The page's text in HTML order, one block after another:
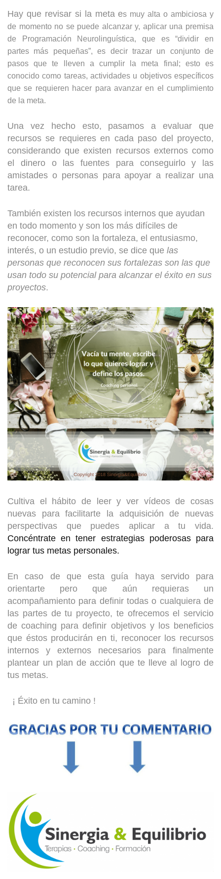
Hay que revisar si la meta es muy alta o ambiciosa y
de momento no se puede alcanzar y, aplicar una premisa
de Programación Neurolinguística, que es “dividir en
partes más pequeñas”, es decir trazar un conjunto de
pasos que te lleven a cumplir la meta final; esto es
conocido como tareas, actividades u objetivos específicos
que se requieren hacer para avanzar en el cumplimiento
de la meta.
Una vez hecho esto, pasamos a evaluar que
recursos se requieres en cada paso del proyecto,
considerando que existen recursos externos como
el dinero o las fuentes para conseguirlo y las
amistades o personas para apoyar a realizar una
tarea.
También existen los recursos internos que ayudan
en todo momento y son los más difíciles de
reconocer, como son la fortaleza, el entusiasmo,
interés, o un estudio previo, se dice que las
personas que reconocen sus fortalezas son las que
usan todo su potencial para alcanzar el éxito en sus
proyectos.
Cultiva el hábito de leer y ver vídeos de cosas
nuevas para facilitarte la adquisición de nuevas
perspectivas que puedes aplicar a tu vida.
Concéntrate en tener estrategias poderosas para
lograr tus metas personales.
En caso de que esta guía haya servido para
orientarte pero que aún requieras un
acompañamiento para definir todas o cualquiera de
las partes de tu proyecto, te ofrecemos el servicio
de coaching para definir objetivos y los beneficios
que éstos producirán en ti, reconocer los recursos
internos y externos necesarios para finalmente
plantear un plan de acción que te lleve al logro de
tus metas.
¡ Éxito en tu camino !